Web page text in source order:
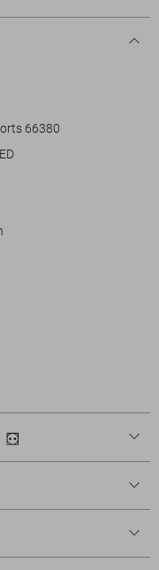
ervoor dat de broek
maakt deze korte
als relaxte stranddagen.
je deze met een T-
voor een zomerse
broek zowel stijl als
die er altijd goed
66380